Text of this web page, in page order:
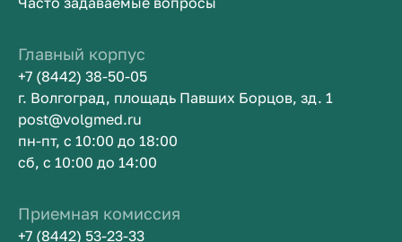
Главный корпус
+7 (8442) 38-50-05
г. Волгоград, площадь Павших Борцов, зд. 1
post@volgmed.ru
пн-пт, с 10:00 до 18:00
сб, с 10:00 до 14:00
Приемная комиссия
+7 (8442) 53-23-33